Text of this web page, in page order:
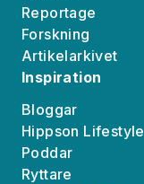
Reportage
Forskning
Artikelarkivet
Inspiration
Bloggar
Hippson Lifestyle
Poddar
Ryttare